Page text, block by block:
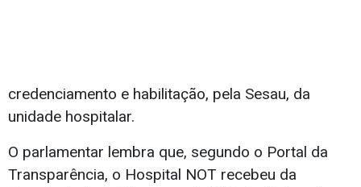
credenciamento e habilitação, pela Sesau, da
unidade hospitalar.
O parlamentar lembra que, segundo o Portal da
Transparência, o Hospital NOT recebeu da